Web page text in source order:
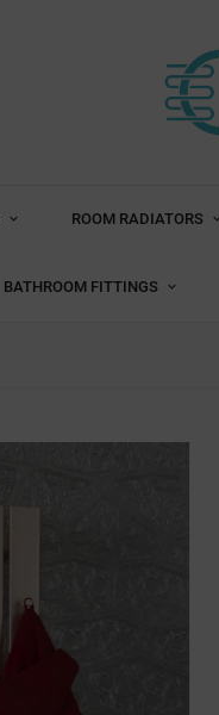
ROOM RADIATORS
BATHROOM FITTINGS